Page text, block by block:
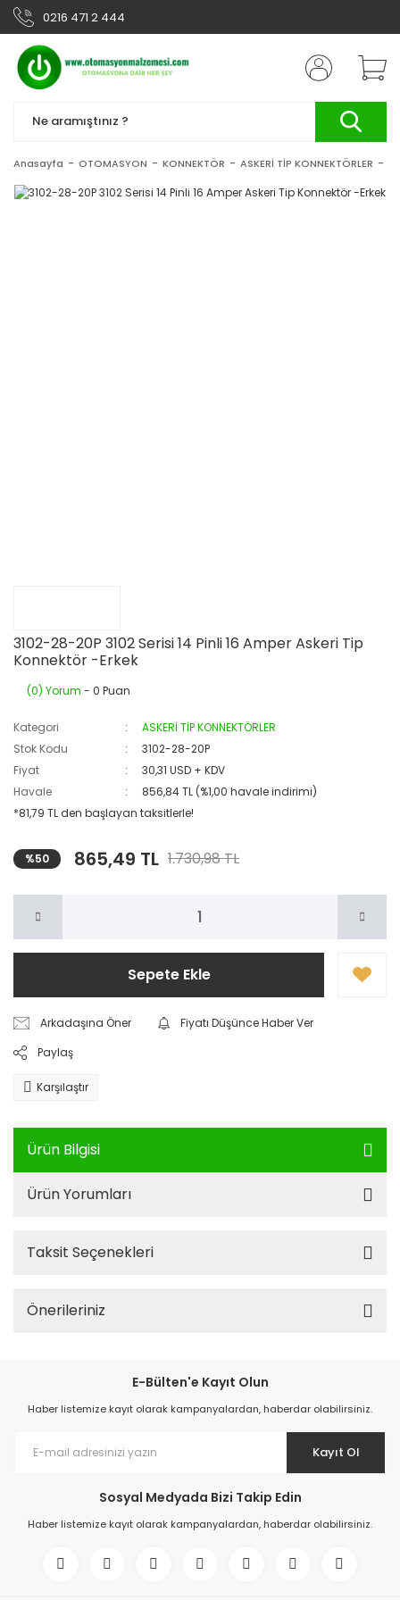
0216 471 2 444
Anasayfa OTOMASYON KONNEKTÖR ASKERİ TİP KONNEKTÖRLER
3102-28-20P 3102 Serisi 14 Pinli 16 Amper Askeri Tip
Konnektör -Erkek
(0) Yorum - 0 Puan
Kategori
ASKERİ TİP KONNEKTÖRLER
Stok Kodu
3102-28-20P
Fiyat
30,31 USD + KDV
Havale
856,84 TL (%1,00 havale indirimi)
*81,79 TL den başlayan taksitlerle!
%50 865,49 TL 1.730,98 TL
Sepete Ekle
Arkadaşına Öner
Fiyatı Düşünce Haber Ver
Paylaş
Karşılaştır
Ürün Bilgisi
Ürün Yorumları
Taksit Seçenekleri
Önerileriniz
E-Bülten'e Kayıt Olun
Haber listemize kayıt olarak kampanyalardan, haberdar olabilirsiniz.
Kayıt Ol
Sosyal Medyada Bizi Takip Edin
Haber listemize kayıt olarak kampanyalardan, haberdar olabilirsiniz.